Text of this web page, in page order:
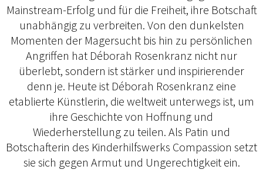
Mainstream-Erfolg und für die Freiheit, ihre Botschaft
unabhängig zu verbreiten. Von den dunkelsten
Momenten der Magersucht bis hin zu persönlichen
Angriffen hat Déborah Rosenkranz nicht nur
überlebt, sondern ist stärker und inspirierender
denn je. Heute ist Déborah Rosenkranz eine
etablierte Künstlerin, die weltweit unterwegs ist, um
ihre Geschichte von Hoffnung und
Wiederherstellung zu teilen. Als Patin und
Botschafterin des Kinderhilfswerks Compassion setzt
sie sich gegen Armut und Ungerechtigkeit ein.